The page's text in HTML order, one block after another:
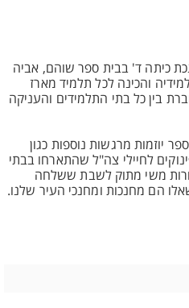
כיתה ד' בבית ספר שוהם, אביה
והכינה לכל תלמיד מארז
בין כל בתי התלמידים והעניקה
יוזמות מרגשות נוספות כגון
לחיילי צה"ל שהתארחו בבתי
משי מתוק לשבת ששלחה
הם מחנכות ומחנכי העיר שלנו.